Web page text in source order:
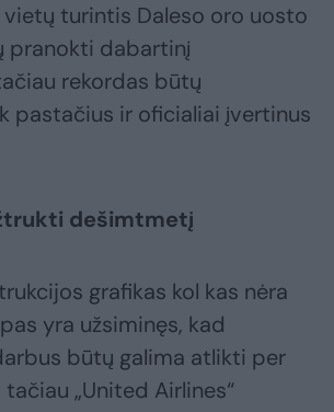
vietų turintis Daleso oro uosto
pranokti dabartinį
rekordas būtų
pastačius ir oficialiai įvertinus
dešimtmetį
grafikas kol kas nėra
yra užsiminęs, kad
būtų galima atlikti per
„United Airlines“